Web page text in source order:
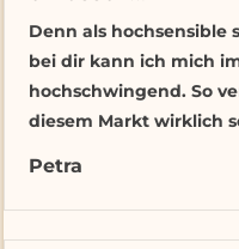
Denn als hochsensible
bei dir kann ich mich
hochschwingend. So
diesem Markt wirklich
Petra